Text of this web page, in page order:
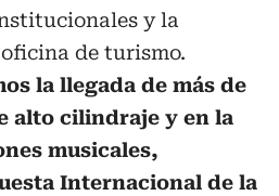
y la
de turismo.
la llegada de más de
alto cilindraje y en la
musicales,
Internacional de la